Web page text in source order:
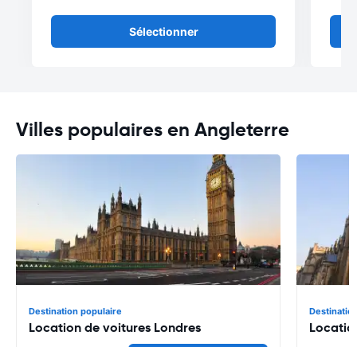
Sélectionner
Villes populaires en Angleterre
Destination populaire
Location de voitures Londres